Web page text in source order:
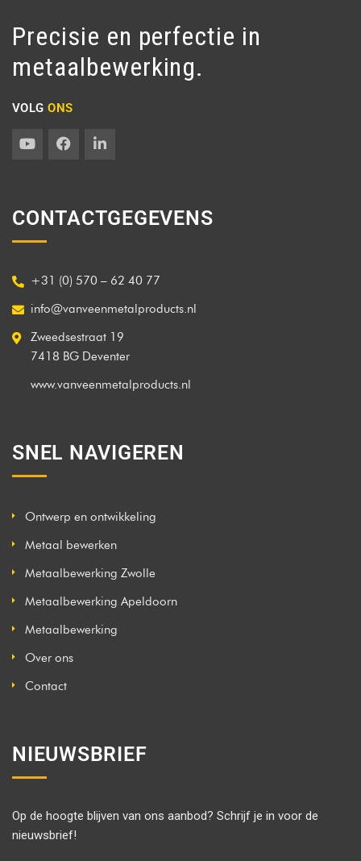
Precisie en perfectie in
metaalbewerking.
VOLGONS
CONTACTGEGEVENS
+31 (0) 570 – 62 40 77
info@vanveenmetalproducts.nl
Zweedsestraat 19
7418 BG Deventer
www.vanveenmetalproducts.nl
SNEL NAVIGEREN
Ontwerp en ontwikkeling
Metaal bewerken
Metaalbewerking Zwolle
Metaalbewerking Apeldoorn
Metaalbewerking
Over ons
Contact
NIEUWSBRIEF
Op de hoogte blijven van ons aanbod? Schrijf je in voor de
nieuwsbrief!